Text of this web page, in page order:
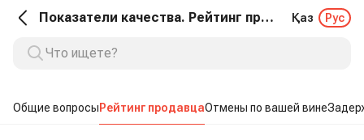
Показатели качества. Рейтинг продавца Қаз Рус
Общие вопросыРейтинг продавцаОтмены по вашей вине